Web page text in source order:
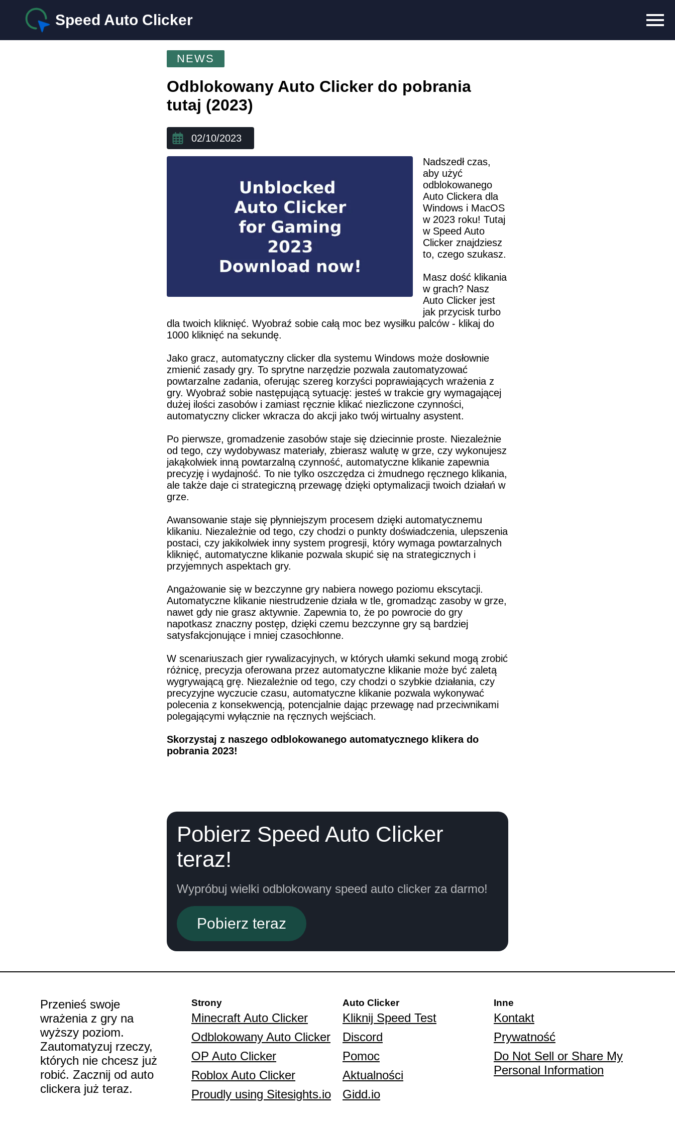
Speed Auto Clicker
NEWS
Odblokowany Auto Clicker do pobrania
tutaj (2023)
02/10/2023
Nadszedł czas,
aby użyć
odblokowanego
Auto Clickera dla
Windows i MacOS
w 2023 roku! Tutaj
w Speed Auto
Clicker znajdziesz
to, czego szukasz.
Masz dość klikania
w grach? Nasz
Auto Clicker jest
jak przycisk turbo
dla twoich kliknięć. Wyobraź sobie całą moc bez wysiłku palców - klikaj do
1000 kliknięć na sekundę.
Jako gracz, automatyczny clicker dla systemu Windows może dosłownie
zmienić zasady gry. To sprytne narzędzie pozwala zautomatyzować
powtarzalne zadania, oferując szereg korzyści poprawiających wrażenia z
gry. Wyobraź sobie następującą sytuację: jesteś w trakcie gry wymagającej
dużej ilości zasobów i zamiast ręcznie klikać niezliczone czynności,
automatyczny clicker wkracza do akcji jako twój wirtualny asystent.
Po pierwsze, gromadzenie zasobów staje się dziecinnie proste. Niezależnie
od tego, czy wydobywasz materiały, zbierasz walutę w grze, czy wykonujesz
jakąkolwiek inną powtarzalną czynność, automatyczne klikanie zapewnia
precyzję i wydajność. To nie tylko oszczędza ci żmudnego ręcznego klikania,
ale także daje ci strategiczną przewagę dzięki optymalizacji twoich działań w
grze.
Awansowanie staje się płynniejszym procesem dzięki automatycznemu
klikaniu. Niezależnie od tego, czy chodzi o punkty doświadczenia, ulepszenia
postaci, czy jakikolwiek inny system progresji, który wymaga powtarzalnych
kliknięć, automatyczne klikanie pozwala skupić się na strategicznych i
przyjemnych aspektach gry.
Angażowanie się w bezczynne gry nabiera nowego poziomu ekscytacji.
Automatyczne klikanie niestrudzenie działa w tle, gromadząc zasoby w grze,
nawet gdy nie grasz aktywnie. Zapewnia to, że po powrocie do gry
napotkasz znaczny postęp, dzięki czemu bezczynne gry są bardziej
satysfakcjonujące i mniej czasochłonne.
W scenariuszach gier rywalizacyjnych, w których ułamki sekund mogą zrobić
różnicę, precyzja oferowana przez automatyczne klikanie może być zaletą
wygrywającą grę. Niezależnie od tego, czy chodzi o szybkie działania, czy
precyzyjne wyczucie czasu, automatyczne klikanie pozwala wykonywać
polecenia z konsekwencją, potencjalnie dając przewagę nad przeciwnikami
polegającymi wyłącznie na ręcznych wejściach.
Skorzystaj z naszego odblokowanego automatycznego klikera do
pobrania 2023!
Pobierz Speed Auto Clicker
teraz!
Wypróbuj wielki odblokowany speed auto clicker za darmo!
Pobierz teraz
Przenieś swoje
wrażenia z gry na
wyższy poziom.
Zautomatyzuj rzeczy,
których nie chcesz już
robić. Zacznij od auto
clickera już teraz.
Strony
Minecraft Auto Clicker
Odblokowany Auto Clicker
OP Auto Clicker
Roblox Auto Clicker
Proudly using Sitesights.io
Auto Clicker
Kliknij Speed Test
Discord
Pomoc
Aktualności
Gidd.io
Inne
Kontakt
Prywatność
Do Not Sell or Share My
Personal Information